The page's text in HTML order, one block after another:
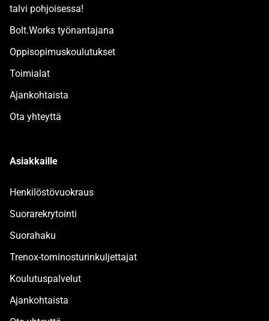
talvi pohjoisessa!
Bolt.Works työnantajana
Oppisopimuskoulutukset
Toimialat
Ajankohtaista
Ota yhteyttä
Asiakkaille
Henkilöstövuokraus
Suorarekrytointi
Suorahaku
Trenox-torninosturinkuljettajat
Koulutuspalvelut
Ajankohtaista